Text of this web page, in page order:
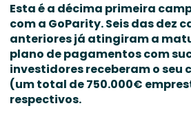
Esta é a décima primeira
com a GoParity. Seis das dez
anteriores já atingiram a
plano de pagamentos com
investidores receberam o
(umtotal de 750.000€
respectivos.